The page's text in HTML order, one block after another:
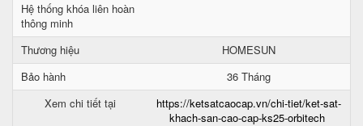
Hệ thống khóa liên hoàn
thông minh
Thương hiệu
HOMESUN
Bảo hành
36 Tháng
Xem chi tiết tại
https://ketsatcaocap.vn/chi-tiet/ket-sat-
khach-san-cao-cap-ks25-orbitech